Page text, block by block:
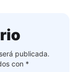
publicada.
con *